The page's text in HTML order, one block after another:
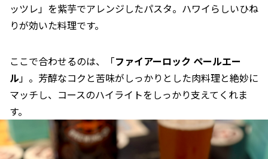
ッツレ」を紫芋でアレンジしたパスタ。ハワイらしいひね
りが効いた料理です。
ここで合わせるのは、「ファイアーロック ペールエー
ル」。芳醇なコクと苦味がしっかりとした肉料理と絶妙に
マッチし、コースのハイライトをしっかり支えてくれま
す。